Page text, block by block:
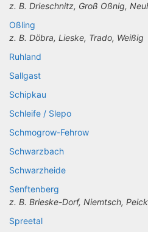
z. B. Drieschnitz, Groß Oßnig,
Oßling
z. B. Döbra, Lieske, Trado, Weißig
Ruhland
Sallgast
Schipkau
Schleife / Slepo
Schmogrow-Fehrow
Schwarzbach
Schwarzheide
Senftenberg
z. B. Brieske-Dorf, Niemtsch,
Spreetal